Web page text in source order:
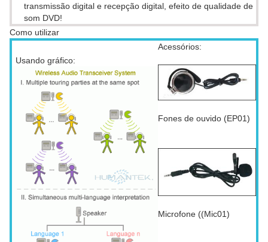
transmissão digital e recepção digital, efeito de qualidade de
som DVD!
Como utilizar
Usando gráfico:
Acessórios:
Fones de ouvido (EP01)
Microfone ((Mic01)